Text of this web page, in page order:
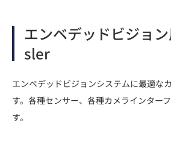
エンベデッドビジョ
sler
エンベデッドビジョンシステムに最適な
す。各種センサー、各種カメラインター
す。